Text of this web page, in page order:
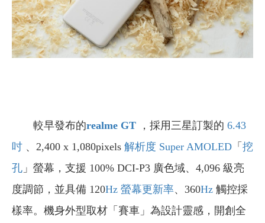
較早發布的realme GT ，採用三星訂製的 6.43
吋 、2,400 x 1,080pixels 解析度 Super AMOLED 「 挖
孔 」螢幕，支援 100% DCI-P3 廣色域、4,096 級亮
度調節，並具備 120Hz 螢幕更新率、360Hz 觸控採
樣率。機身外型取材「賽車」為設計靈感，開創全